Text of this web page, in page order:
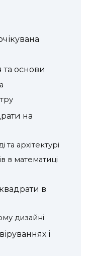
та основи
на
архітектурі
в математиці
в
дизайні
і